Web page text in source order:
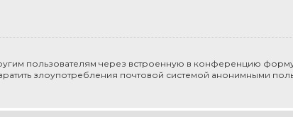
пользователям через встроенную в конференцию
злоупотребления почтовой системой анонимными